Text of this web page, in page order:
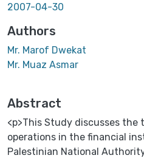
2007-04-30
Authors
Mr. Marof Dwekat
Mr. Muaz Asmar
Abstract
<p>This Study discusses
operations in the financial
Palestinian National